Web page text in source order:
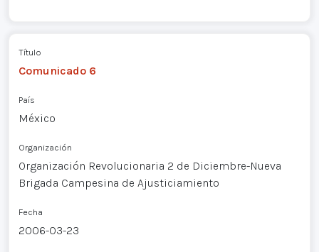
Título
Comunicado 6
País
México
Organización
Organización Revolucionaria 2 de Diciembre-Nueva
Brigada Campesina de Ajusticiamiento
Fecha
2006-03-23